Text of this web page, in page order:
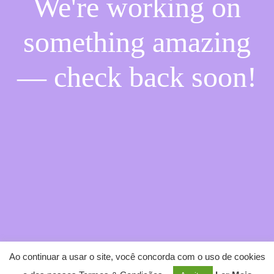
We're working on
something amazing
— check back soon!
Ao continuar a usar o site, você concorda com o uso de cookies